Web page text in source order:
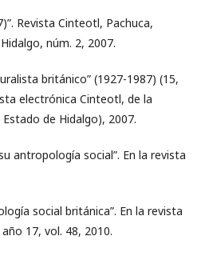
Revista Cinteotl, Pachuca,
núm. 2, 2007.
británico” (1927-1987) (15,
electrónica Cinteotl, de la
de Hidalgo), 2007.
antropología social”. En la revista
social británica”. En la revista
17, vol. 48, 2010.